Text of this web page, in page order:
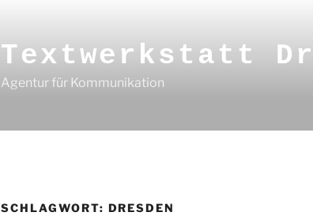
Textwerkstatt
Agentur für Kommunikation
SCHLAGWORT: DRESDEN